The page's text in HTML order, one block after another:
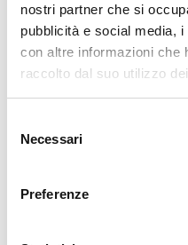
nostri partner che si
pubblicità e social media,
con altre informazioni che
raccolto dal suo utilizzo
delNecessari
Preferenze
Altro personale
indirizzo
Personale tecnico